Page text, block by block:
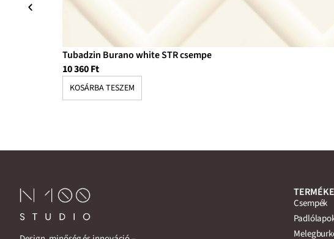
Tubadzin Burano white STR csempe
10 360Ft
KOSÁRBA TESZEM
Csempék